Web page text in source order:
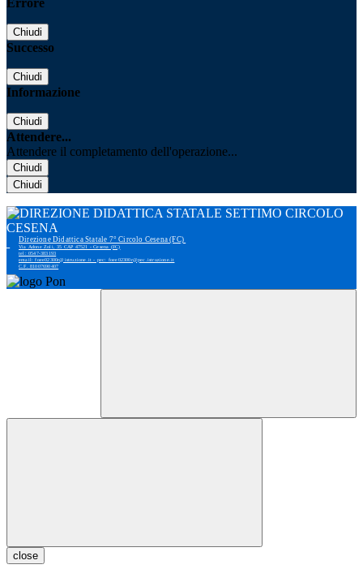
Errore
Chiudi
Successo
Chiudi
Informazione
Chiudi
Attendere...
Attendere il completamento dell'operazione...
Chiudi
Chiudi
Direzione Didattica Statale 7° Circolo Cesena (FC)
Via Adone Zoli, 35 CAP 47521 - Cesena (FC)
tel: 0547-383193
email: foee02300r@istruzione.it - pec: foee02300r@pec.istruzione.it
C.F. 81007690407
close